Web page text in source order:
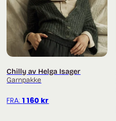
Chilly av Helga Isager
Garnpakke
FRA:1 160 kr